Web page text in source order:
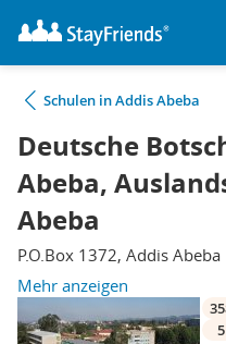
Schulen in Addis Abeba
Deutsche
Abeba,
Abeba
P.O.Box 1372, Addis Abeba
Mehr anzeigen
5